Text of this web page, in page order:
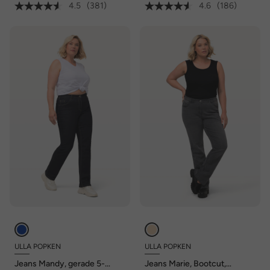
4.5 (381) 4.6 (186)
ULLA POPKEN
Jeans Mandy, gerade 5-
ULLA POPKEN
Jeans Marie, Bootcut,